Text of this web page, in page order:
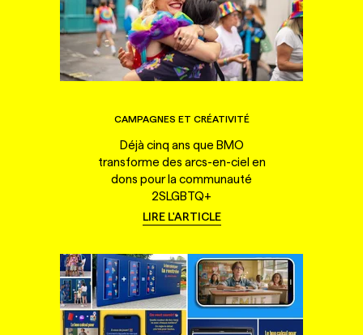
CAMPAGNES ET CRÉATIVITÉ
Déjà cinq ans que BMO
transforme des arcs-en-ciel en
dons pour la communauté
2SLGBTQ+
LIRE L'ARTICLE